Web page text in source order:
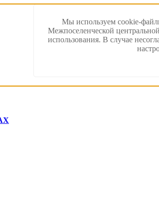
Мы используем cookie-
Межпоселенческой
использования. В случае